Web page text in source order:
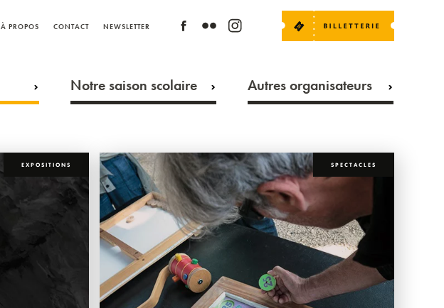
À PROPOS CONTACT NEWSLETTER
Notre saison scolaire Autres organisateurs
EXPOSITIONS SPECTACLES